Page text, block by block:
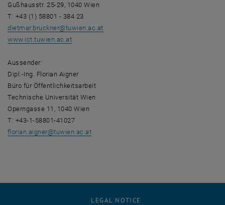
Gußhausstr. 25-29, 1040 Wien
T: +43 (1) 58801 - 384 23
dietmar.bruckner@tuwien.ac.at
www.ict.tuwien.ac.at, opens an external URL in a new window
Aussender:
Dipl.-Ing. Florian Aigner
Büro für Öffentlichkeitsarbeit
Technische Universität Wien
Operngasse 11, 1040 Wien
T: +43-1-58801-41027
florian.aigner@tuwien.ac.at
LEGAL NOTICE